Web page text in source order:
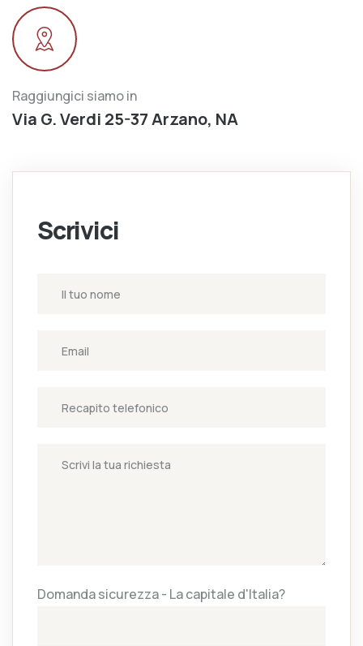
Raggiungici siamo in
Via G. Verdi 25-37 Arzano, NA
Scrivici
Domanda sicurezza - La capitale d'Italia?